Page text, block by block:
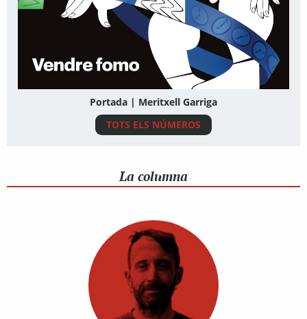
Portada | Meritxell Garriga
TOTS ELS NÚMEROS
La columna